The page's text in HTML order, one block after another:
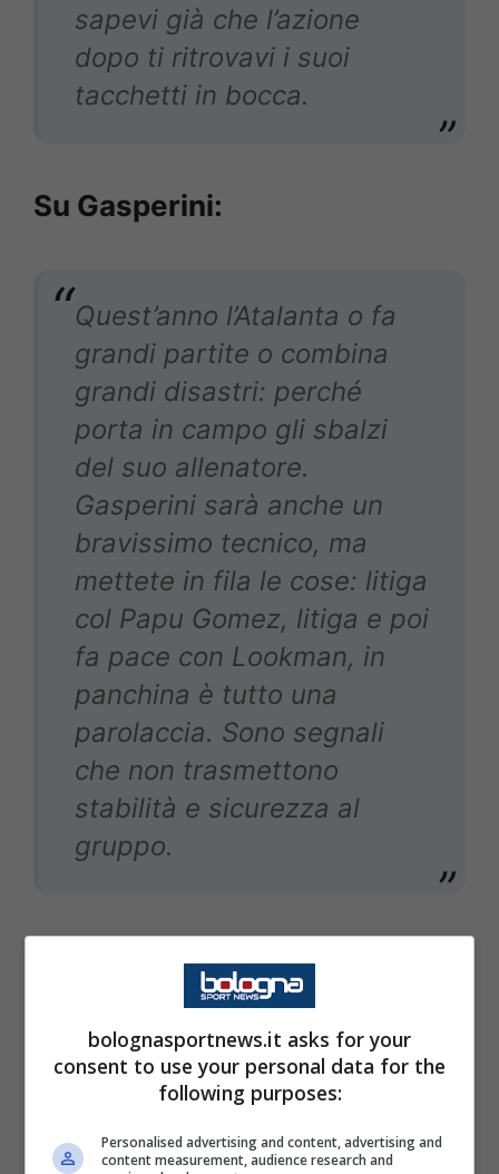
sapevi già che l’azione
dopo ti ritrovavi i suoi
tacchetti in bocca.
Su Gasperini:
Quest’anno l’Atalanta o fa
grandi partite o combina
grandi disastri: perché
porta in campo gli sbalzi
del suo allenatore.
Gasperini sarà anche un
bravissimo tecnico, ma
mettete in fila le cose: litiga
col Papu Gomez, litiga e poi
fa pace con Lookman, in
panchina è tutto una
parolaccia. Sono segnali
che non trasmettono
stabilità e sicurezza al
gruppo.
Il Bologna è la prova
vivente di quanto conti
avere un uomo mercato
bolognasportnews.it asks for your
consent to use your personal data for the
following purposes:
Personalised advertising and content, advertising and
content measurement, audience research and